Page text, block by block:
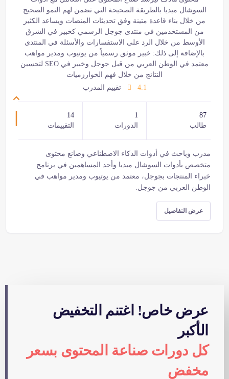
السوشال ميديا بالطريقة الصحيحة التي تضمن لهم النمو الصحيح
من خلال بناء قاعدة متينة وفق تحديثات المنصات ويساعد الكثير
من المستخدمين في منتدى جوجل الرسمي كخبير في الشرق
الأوسط من خلال الرد على الاستفسارات والأسئلة في المنتدى
بالإضافة إلى ذلك: خبير موثق رسمياً من يوتيوب ومدير مواهب
معتمد في الوطن العربي من قبل جوجل وخبير في SEO لتحسين
النتائج من خلال فهم الخوارزميات
4.1
تقييم المدرب
87
طالب
1
الدورات
14
التقييمات
مدرب وباحث في أدوات الذكاء الاصطناعي وصانع محتوى
متخصص بأدوات السوشال ميديا وأحد المساهمين في برنامج
خبراء المنتجات بجوجل، معتمد من يوتيوب ومدير مواهب في
الوطن العربي من جوجل.
عرض التفاصيل
عرض خاص! اغتنم التخفيض
الأكبر
كل دورات صناعة المحتوى بسعر
مخفض